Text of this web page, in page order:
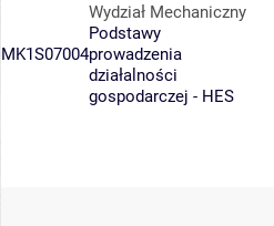
MK1S07004
Wydział Mechaniczny
Podstawy
prowadzenia
działalności
gospodarczej - HES